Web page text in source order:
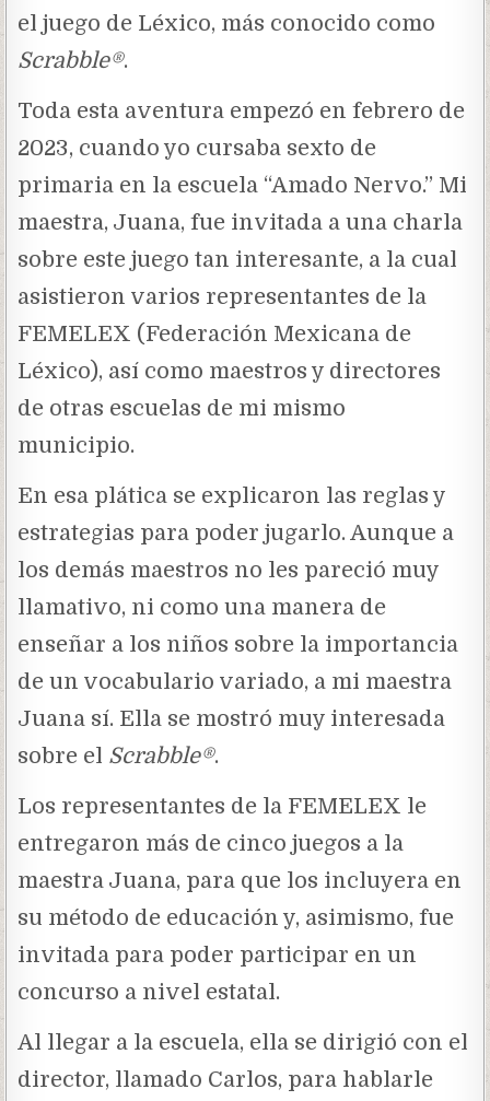
el juego de Léxico, más conocido como
Scrabble®.
Toda esta aventura empezó en febrero de
2023, cuando yo cursaba sexto de
primaria en la escuela “Amado Nervo.” Mi
maestra, Juana, fue invitada a una charla
sobre este juego tan interesante, a la cual
asistieron varios representantes de la
FEMELEX (Federación Mexicana de
Léxico), así como maestros y directores
de otras escuelas de mi mismo
municipio.
En esa plática se explicaron las reglas y
estrategias para poder jugarlo. Aunque a
los demás maestros no les pareció muy
llamativo, ni como una manera de
enseñar a los niños sobre la importancia
de un vocabulario variado, a mi maestra
Juana sí. Ella se mostró muy interesada
sobre el Scrabble®.
Los representantes de la FEMELEX le
entregaron más de cinco juegos a la
maestra Juana, para que los incluyera en
su método de educación y, asimismo, fue
invitada para poder participar en un
concurso a nivel estatal.
Al llegar a la escuela, ella se dirigió con el
director, llamado Carlos, para hablarle